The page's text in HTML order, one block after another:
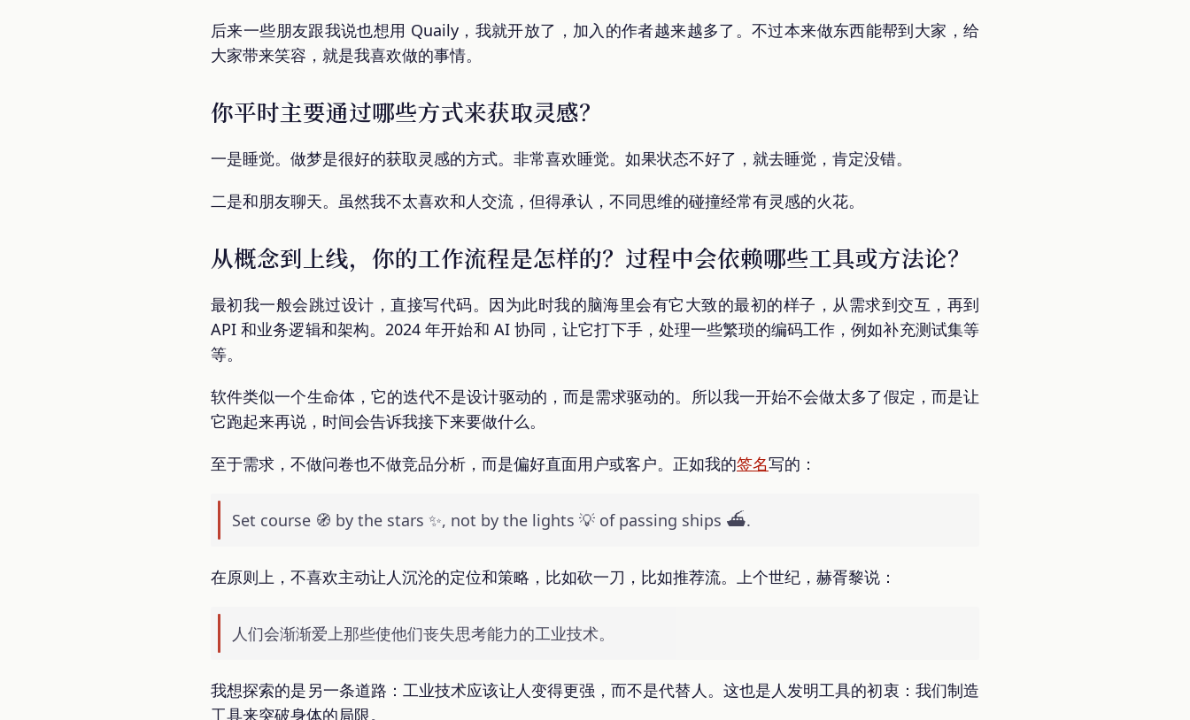
后来一些朋友跟我说也想用 Quaily，我就开放了，加入的作者越来越多了。不过本来做东西能帮到大家，给
大家带来笑容，就是我喜欢做的事情。
你平时主要通过哪些方式来获取灵感？
一是睡觉。做梦是很好的获取灵感的方式。非常喜欢睡觉。如果状态不好了，就去睡觉，肯定没错。
二是和朋友聊天。虽然我不太喜欢和人交流，但得承认，不同思维的碰撞经常有灵感的火花。
从概念到上线，你的工作流程是怎样的？过程中会依赖哪些工具或方法论？
最初我一般会跳过设计，直接写代码。因为此时我的脑海里会有它大致的最初的样子，从需求到交互，再到
API 和业务逻辑和架构。2024 年开始和 AI 协同，让它打下手，处理一些繁琐的编码工作，例如补充测试集等
等。
软件类似一个生命体，它的迭代不是设计驱动的，而是需求驱动的。所以我一开始不会做太多了假定，而是让
它跑起来再说，时间会告诉我接下来要做什么。
至于需求，不做问卷也不做竞品分析，而是偏好直面用户或客户。正如我的签名写的：
Set course 🧭 by the stars ✨, not by the lights 💡 of passing ships ⛴️.
在原则上，不喜欢主动让人沉沦的定位和策略，比如砍一刀，比如推荐流。上个世纪，赫胥黎说：
人们会渐渐爱上那些使他们丧失思考能力的工业技术。
我想探索的是另一条道路：工业技术应该让人变得更强，而不是代替人。这也是人发明工具的初衷：我们制造
工具来突破身体的局限。